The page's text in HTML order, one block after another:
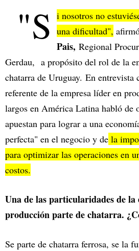
"S i nosotros no
una dificultad",
Pais, Regional
Gerdau, a propósito del rol de la
chatarra de Uruguay. En entrevista
referente de la empresa líder en
largos en América Latina habló de
apuestan para lograr a una
perfecta" en el negocio y de la
para optimizar las operaciones en
costos.
Una de las particularidades de la
producción parte de chatarra.
Se parte de chatarra ferrosa, se la